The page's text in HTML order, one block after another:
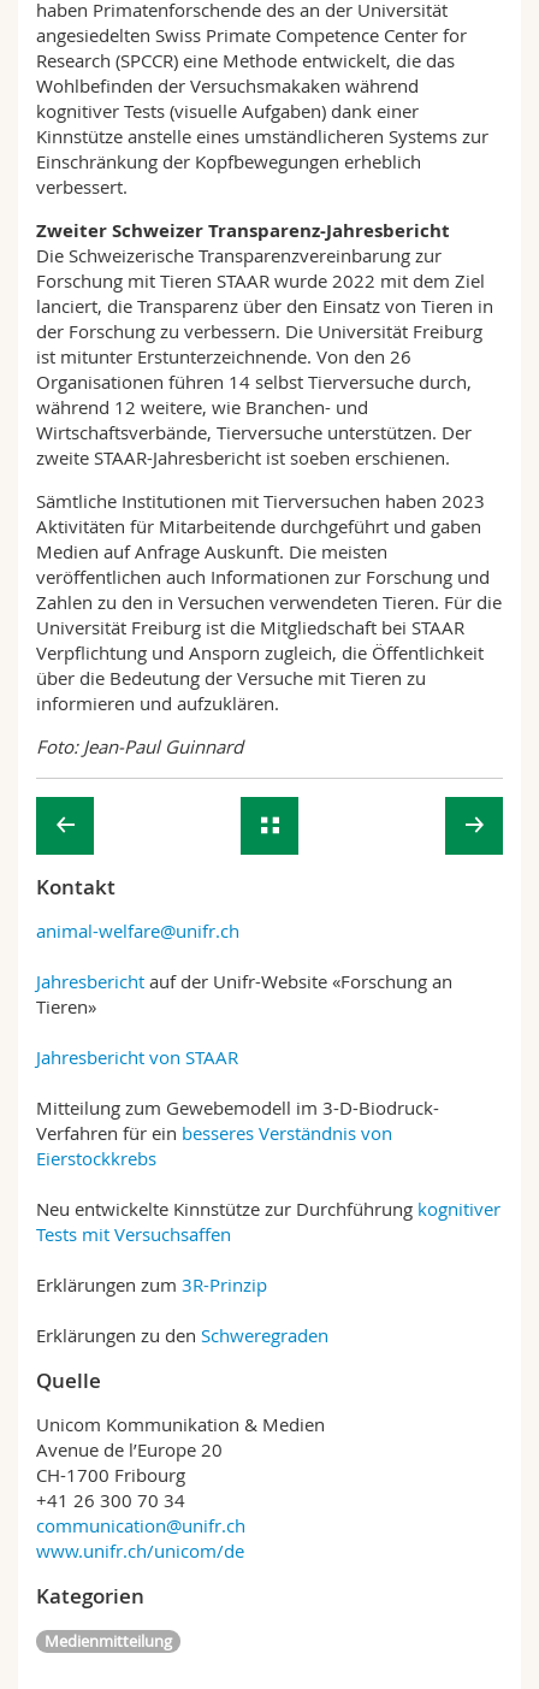
haben Primatenforschende des an der Universität
angesiedelten Swiss Primate Competence Center for
Research (SPCCR) eine Methode entwickelt, die das
Wohlbefinden der Versuchsmakaken während
kognitiver Tests (visuelle Aufgaben) dank einer
Kinnstütze anstelle eines umständlicheren Systems zur
Einschränkung der Kopfbewegungen erheblich
verbessert.
Zweiter Schweizer Transparenz-Jahresbericht
Die Schweizerische Transparenzvereinbarung zur
Forschung mit Tieren STAAR wurde 2022 mit dem Ziel
lanciert, die Transparenz über den Einsatz von Tieren in
der Forschung zu verbessern. Die Universität Freiburg
ist mitunter Erstunterzeichnende. Von den 26
Organisationen führen 14 selbst Tierversuche durch,
während 12 weitere, wie Branchen- und
Wirtschaftsverbände, Tierversuche unterstützen. Der
zweite STAAR-Jahresbericht ist soeben erschienen.
Sämtliche Institutionen mit Tierversuchen haben 2023
Aktivitäten für Mitarbeitende durchgeführt und gaben
Medien auf Anfrage Auskunft. Die meisten
veröffentlichen auch Informationen zur Forschung und
Zahlen zu den in Versuchen verwendeten Tieren. Für die
Universität Freiburg ist die Mitgliedschaft bei STAAR
Verpflichtung und Ansporn zugleich, die Öffentlichkeit
über die Bedeutung der Versuche mit Tieren zu
informieren und aufzuklären.
Foto: Jean-Paul Guinnard
Kontakt
animal-welfare@unifr.ch
Jahresbericht auf der Unifr-Website «Forschung an
Tieren»
Jahresbericht von STAAR
Mitteilung zum Gewebemodell im 3-D-Biodruck-
Verfahren für ein besseres Verständnis von
Eierstockkrebs
Neu entwickelte Kinnstütze zur Durchführung kognitiver
Tests mit Versuchsaffen
Erklärungen zum 3R-Prinzip
Erklärungen zu den Schweregraden
Quelle
Unicom Kommunikation & Medien
Avenue de l’Europe 20
CH-1700 Fribourg
+41 26 300 70 34
communication@unifr.ch
www.unifr.ch/unicom/de
Kategorien
Medienmitteilung